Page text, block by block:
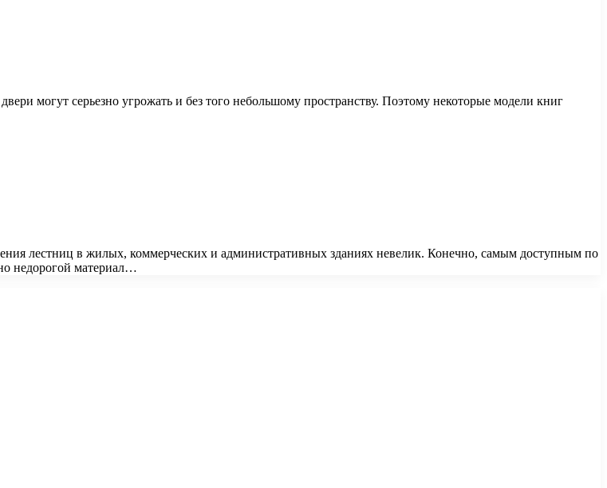
могут серьезно угрожать и без того небольшому пространству. Поэтому некоторые модели книг
лестниц в жилых, коммерческих и административных зданиях невелик. Конечно, самым доступным по
недорогой материал…